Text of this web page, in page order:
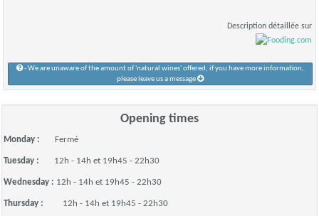
Description détaillée sur
- We are unaware of the amount of 'natural wines' offered, if you have more information,
please leave us a message
Opening times
Monday : Fermé
Tuesday : 12h - 14h et 19h45 - 22h30
Wednesday : 12h - 14h et 19h45 - 22h30
Thursday : 12h - 14h et 19h45 - 22h30